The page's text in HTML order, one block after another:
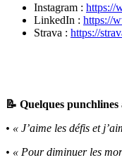
Instagram : https://
LinkedIn : https://
Strava : https://
📝 Quelques
• « J’aime les défis et
• « Pour diminuer les